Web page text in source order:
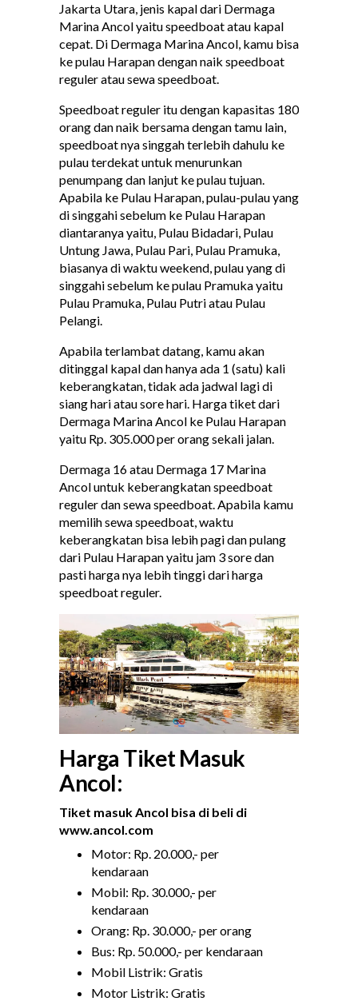
Jakarta Utara, jenis kapal dari Dermaga
Marina Ancol yaitu speedboat atau kapal
cepat. Di Dermaga Marina Ancol, kamu bisa
ke pulau Harapan dengan naik speedboat
reguler atau sewa speedboat.
Speedboat reguler itu dengan kapasitas 180
orang dan naik bersama dengan tamu lain,
speedboat nya singgah terlebih dahulu ke
pulau terdekat untuk menurunkan
penumpang dan lanjut ke pulau tujuan.
Apabila ke Pulau Harapan, pulau-pulau yang
di singgahi sebelum ke Pulau Harapan
diantaranya yaitu, Pulau Bidadari, Pulau
Untung Jawa, Pulau Pari, Pulau Pramuka,
biasanya di waktu weekend, pulau yang di
singgahi sebelum ke pulau Pramuka yaitu
Pulau Pramuka, Pulau Putri atau Pulau
Pelangi.
Apabila terlambat datang, kamu akan
ditinggal kapal dan hanya ada 1 (satu) kali
keberangkatan, tidak ada jadwal lagi di
siang hari atau sore hari. Harga tiket dari
Dermaga Marina Ancol ke Pulau Harapan
yaitu Rp. 305.000 per orang sekali jalan.
Dermaga 16 atau Dermaga 17 Marina
Ancol untuk keberangkatan speedboat
reguler dan sewa speedboat. Apabila kamu
memilih sewa speedboat, waktu
keberangkatan bisa lebih pagi dan pulang
dari Pulau Harapan yaitu jam 3 sore dan
pasti harga nya lebih tinggi dari harga
speedboat reguler.
Harga Tiket Masuk
Ancol:
Tiket masuk Ancol bisa di beli di
www.ancol.com
Motor: Rp. 20.000,- per
kendaraan
Mobil: Rp. 30.000,- per
kendaraan
Orang: Rp. 30.000,- per orang
Bus: Rp. 50.000,- per kendaraan
Mobil Listrik: Gratis
Motor Listrik: Gratis